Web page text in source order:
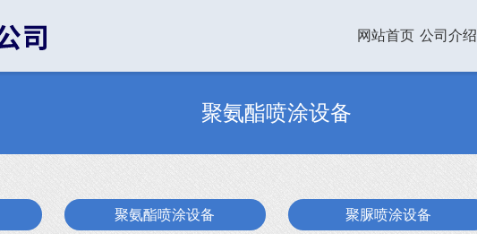
网站首页 公司介绍
聚氨酯喷涂设备
聚氨酯喷涂设备 聚脲喷涂设备